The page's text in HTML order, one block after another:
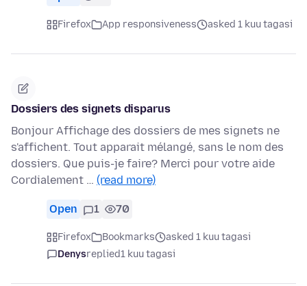
Firefox App responsiveness asked 1 kuu tagasi
Dossiers des signets disparus
Bonjour Affichage des dossiers de mes signets ne
s'affichent. Tout apparait mélangé, sans le nom des
dossiers. Que puis-je faire? Merci pour votre aide
Cordialement … (read more)
Open 1 70
Firefox Bookmarks
asked 1 kuu tagasi
Denysreplied1 kuu tagasi